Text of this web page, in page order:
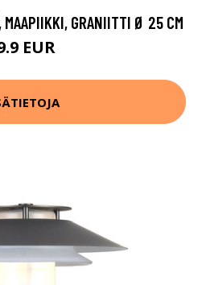
MAAPIIKKI, GRANIITTI Ø 25 CM
EUR